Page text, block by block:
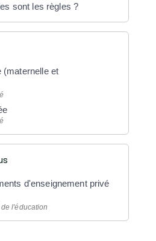
sont les règles ?
(maternelle et
d'enseignement privé
l'éducation